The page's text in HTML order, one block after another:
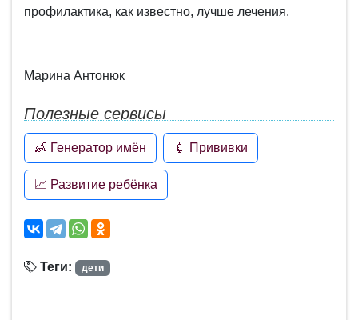
профилактика, как известно, лучше лечения.
Марина Антонюк
Полезные сервисы
👶 Генератор имён 💉 Прививки
📈 Развитие ребёнка
Теги: дети